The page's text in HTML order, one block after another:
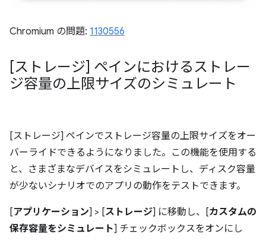
Chromium の問題: 1130556
[ストレージ] ペインにおけるストレー
ジ容量の上限サイズのシミュレート
[ストレージ] ペインでストレージ容量の上限サイズをオー
バーライドできるようになりました。この機能を使用する
と、さまざまなデバイスをシミュレートし、ディスク容量
が少ないシナリオでのアプリの動作をテストできます。
[アプリケーション] > [ストレージ] に移動し、[カスタムの
保存容量をシミュレート] チェックボックスをオンにし